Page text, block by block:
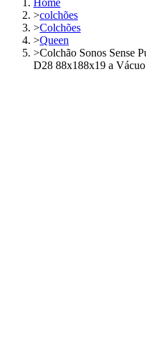
>colchões
>Colchões
>Queen
>Colchão Sonos Sense
D28 88x188x19 a Vácuo